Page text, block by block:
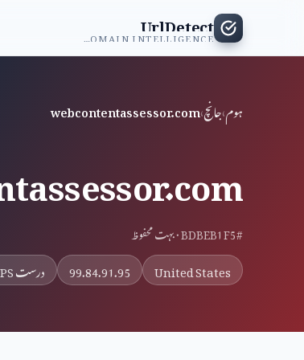
UrlDetect
INDEPENDENT DOMAIN INTELLIGENCE
ہوم›جانچ›
webcontentassessor.com
#BDBEB1F5 · بہت محفوظ
United States
99.84.91.95 درست HTTPS